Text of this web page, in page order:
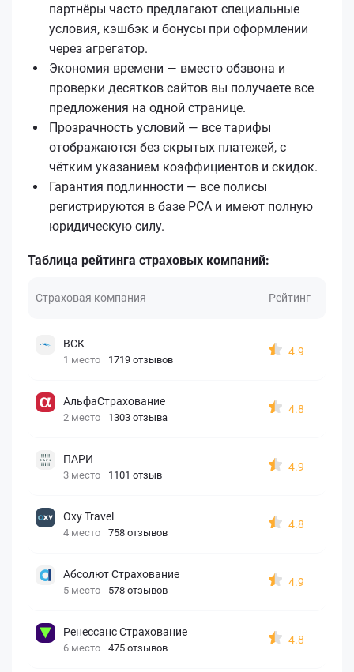
партнёры часто предлагают специальные
условия, кэшбэк и бонусы при оформлении
через агрегатор.
Экономия времени — вместо обзвона и
проверки десятков сайтов вы получаете все
предложения на одной странице.
Прозрачность условий — все тарифы
отображаются без скрытых платежей, с
чётким указанием коэффициентов и скидок.
Гарантия подлинности — все полисы
регистрируются в базе РСА и имеют полную
юридическую силу.
Таблица рейтинга страховых компаний:
Страховая компания Рейтинг
ВСК
1 место 1719 отзывов
4.9
АльфаСтрахование
2 место 1303 отзыва
4.8
ПАРИ
3 место 1101 отзыв
4.9
Oxy Travel
4 место 758 отзывов
4.8
Абсолют Страхование
5 место 578 отзывов
4.9
Ренессанс Страхование
6 место 475 отзывов
4.8